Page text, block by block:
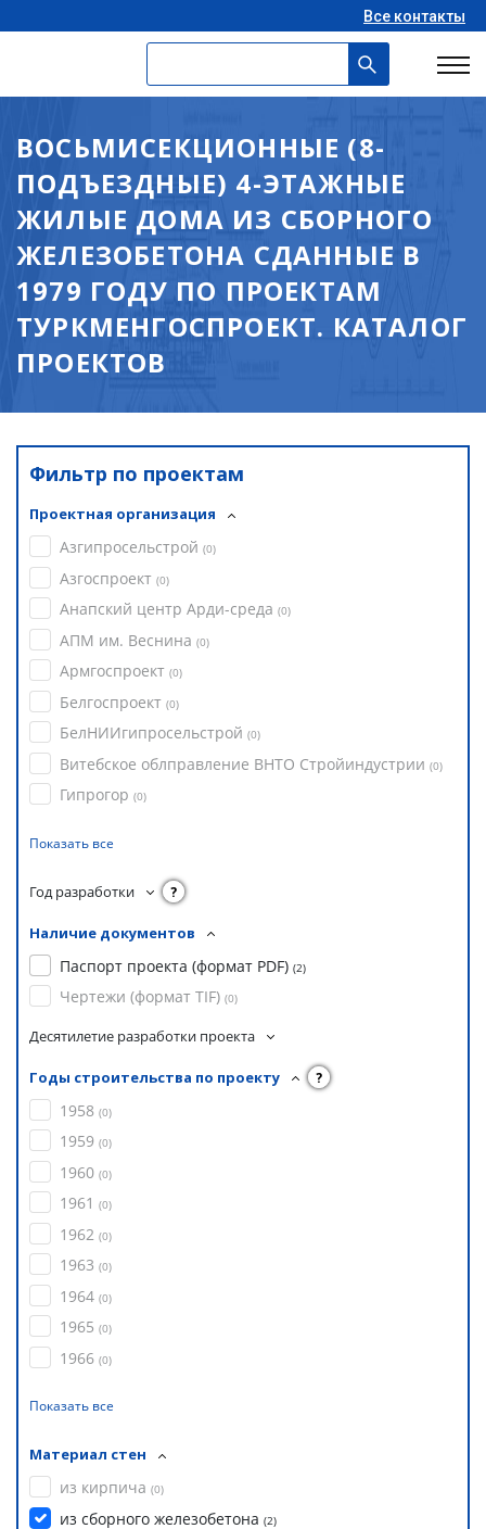
Все контакты
ВОСЬМИСЕКЦИОННЫЕ (8-
ПОДЪЕЗДНЫЕ) 4-ЭТАЖНЫЕ
ЖИЛЫЕ ДОМА ИЗ СБОРНОГО
ЖЕЛЕЗОБЕТОНА СДАННЫЕ В
1979 ГОДУ ПО ПРОЕКТАМ
ТУРКМЕНГОСПРОЕКТ. КАТАЛОГ
ПРОЕКТОВ
Фильтр по проектам
Проектная организация
Азгипросельстрой (0)
Азгоспроект (0)
Анапский центр Арди-среда (0)
АПМ им. Веснина (0)
Армгоспроект (0)
Белгоспроект (0)
БелНИИгипросельстрой (0)
Витебское облправление ВНТО Стройиндустрии (0)
Гипрогор (0)
Показать все
Год разработки ?
Наличие документов
Паспорт проекта (формат PDF) (2)
Чертежи (формат TIF) (0)
Десятилетие разработки проекта
Годы строительства по проекту ?
1958 (0)
1959 (0)
1960 (0)
1961 (0)
1962 (0)
1963 (0)
1964 (0)
1965 (0)
1966 (0)
Показать все
Материал стен
из кирпича (0)
из сборного железобетона (2)